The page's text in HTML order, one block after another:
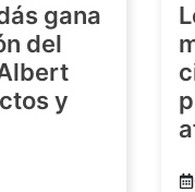
gana
del
y